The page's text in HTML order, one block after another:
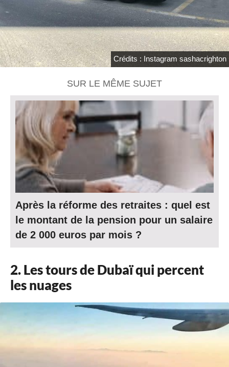
Crédits : Instagram sashacrighton
SUR LE MÊME SUJET
Après la réforme des retraites : quel est
le montant de la pension pour un salaire
de 2 000 euros par mois ?
2. Les tours de Dubaï qui percent
les nuages